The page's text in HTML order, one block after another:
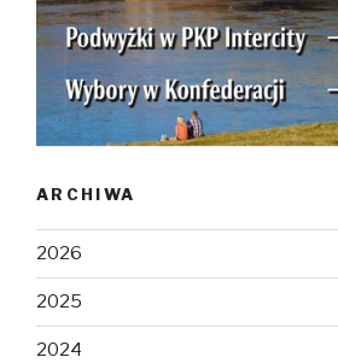
ARCHIWA
2026
2025
2024